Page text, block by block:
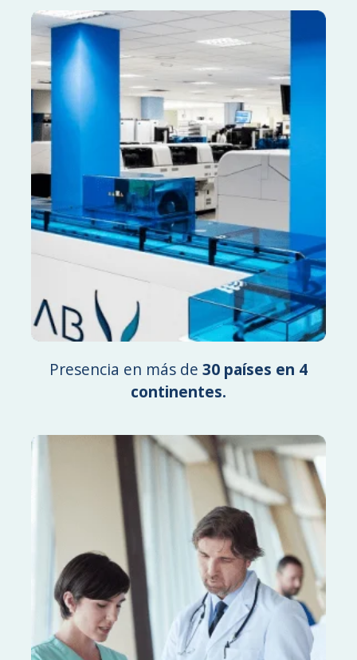
Presencia en más de 30 países en 4
continentes.